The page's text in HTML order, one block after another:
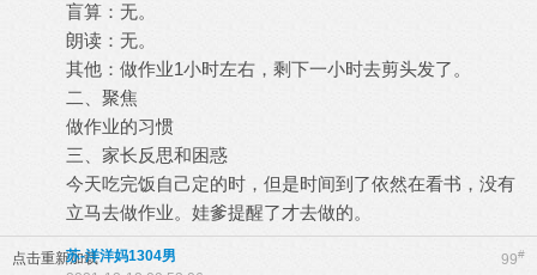
盲算：无。
朗读：无。
其他：做作业1小时左右，剩下一小时去剪头发了。
二、聚焦
做作业的习惯
三、家长反思和困惑
今天吃完饭自己定的时，但是时间到了依然在看书，没有
立马去做作业。娃爹提醒了才去做的。
点击重新加载 99#
苏-洋洋妈1304男